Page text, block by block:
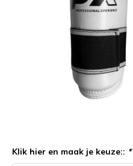
Klik hier en maak je keuze:: *